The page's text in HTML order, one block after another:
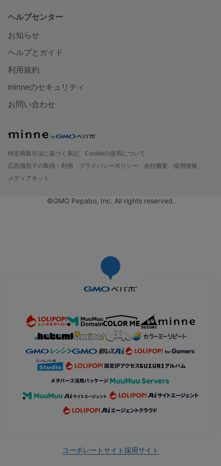
ヘルプセンター
お知らせ
ヘルプとガイド
利用規約
minneのセキュリティ
お問い合わせ
特定商取引法に基づく表記
Cookieの使用について
広告識別子の取得・利用
プライバシーポリシー 会社概要
採用情報
メディアキット
©GMO Pepabo, Inc. All rights reserved.
コーポレートサイト採用サイト